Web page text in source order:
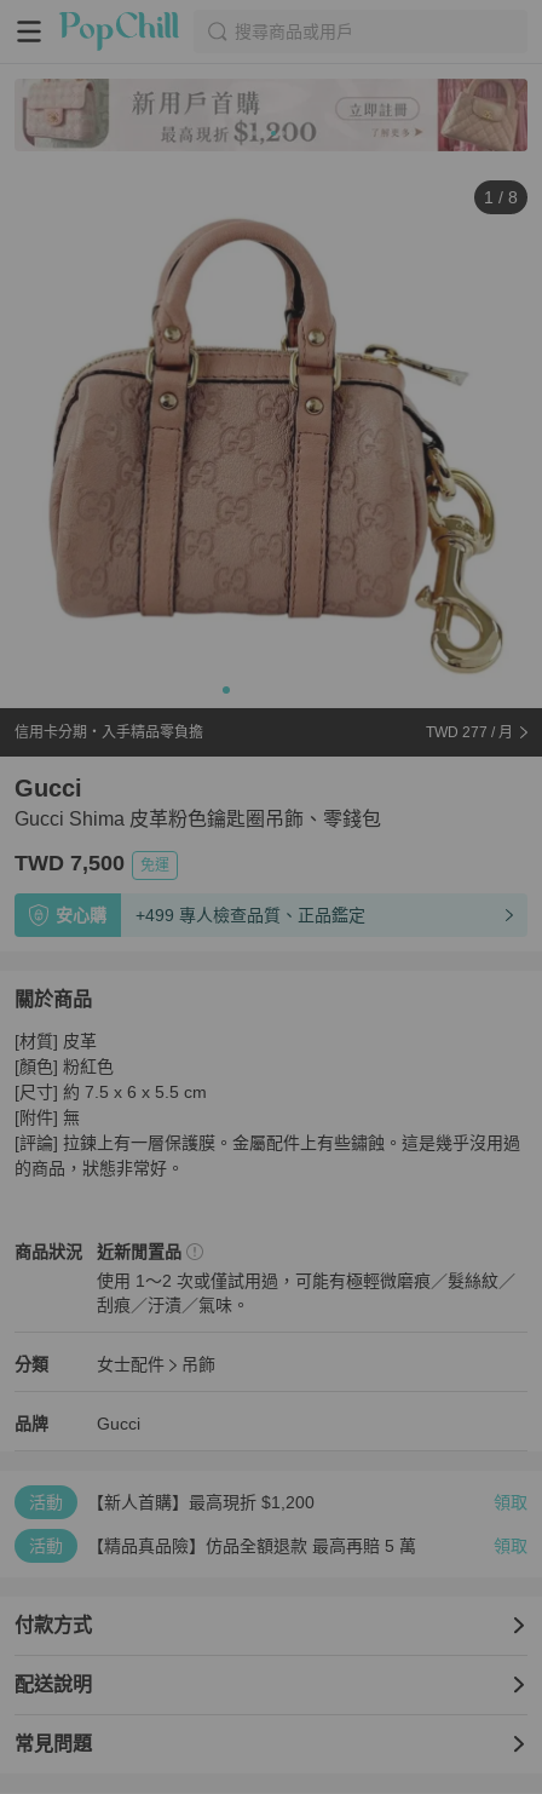
搜尋商品或用戶
1 / 8
信用卡分期・入手精品零負擔 TWD 277 / 月
Gucci Shima 皮革粉色鑰匙圈吊飾、零錢包
Gucci
TWD 7,500 免運
安心購 +499 專人檢查品質、正品鑑定
關於商品
關於Gucci Shima 皮革粉色鑰匙圈吊飾、零錢包
[材質] 皮革
[顏色] 粉紅色
[尺寸] 約 7.5 x 6 x 5.5 cm
[附件] 無
[評論] 拉鍊上有一層保護膜。金屬配件上有些鏽蝕。這是幾乎沒用過
的商品，狀態非常好。
商品狀況
Gucci女士配件商品狀態與細節
近新閒置品
使用 1～2 次或僅試用過，可能有極輕微磨痕／髮絲紋／
刮痕／汙漬／氣味。
分類
Gucci 女士配件分類資訊
女士配件
吊飾
品牌
Gucci 女士配件
Gucci
Gucci 推薦清單
活動 【新人首購】最高現折 $1,200 領取
活動 【精品真品險】仿品全額退款 最高再賠 5 萬 領取
付款方式
配送說明
常見問題